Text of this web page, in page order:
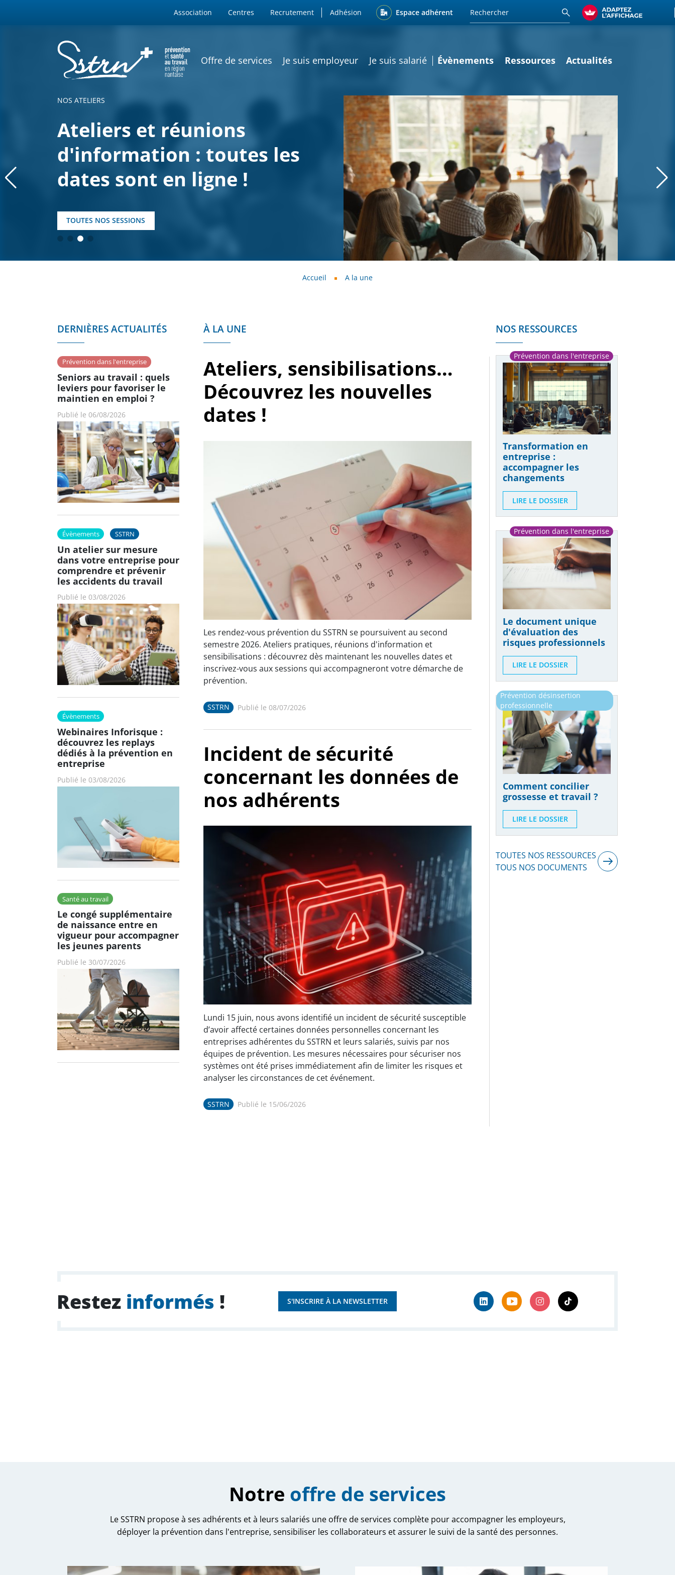
Association Centres Recrutement Adhésion Espace adhérent
Offre de services Je suis employeur Je suis salarié Évènements Ressources Actualités
NOS ATELIERS
Ateliers et réunions
d'information : toutes les
dates sont en ligne !
TOUTES NOS SESSIONS
Accueil A la une
DERNIÈRES ACTUALITÉS
Prévention dans l'entreprise
Seniors au travail : quels
leviers pour favoriser le
maintien en emploi ?
Publié le 06/08/2026
Évènements SSTRN
Un atelier sur mesure
dans votre entreprise pour
comprendre et prévenir
les accidents du travail
Publié le 03/08/2026
Évènements
Webinaires Inforisque :
découvrez les replays
dédiés à la prévention en
entreprise
Publié le 03/08/2026
Santé au travail
Le congé supplémentaire
de naissance entre en
vigueur pour accompagner
les jeunes parents
Publié le 30/07/2026
À LA UNE
Ateliers, sensibilisations…
Découvrez les nouvelles
dates !
Les rendez-vous prévention du SSTRN se poursuivent au second
semestre 2026. Ateliers pratiques, réunions d'information et
sensibilisations : découvrez dès maintenant les nouvelles dates et
inscrivez-vous aux sessions qui accompagneront votre démarche de
prévention.
SSTRN Publié le 08/07/2026
Incident de sécurité
concernant les données de
nos adhérents
Lundi 15 juin, nous avons identifié un incident de sécurité susceptible
d’avoir affecté certaines données personnelles concernant les
entreprises adhérentes du SSTRN et leurs salariés, suivis par nos
équipes de prévention. Les mesures nécessaires pour sécuriser nos
systèmes ont été prises immédiatement afin de limiter les risques et
analyser les circonstances de cet événement.
SSTRN Publié le 15/06/2026
NOS RESSOURCES
Prévention dans l'entreprise
Publié le 24/07/2025
Transformation en
entreprise :
accompagner les
changements
LIRE LE DOSSIER
Prévention dans l'entreprise
Publié le 29/04/2025
Le document unique
d'évaluation des
risques professionnels
LIRE LE DOSSIER
Prévention désinsertion
professionnelle
Publié le 07/05/2024
Comment concilier
grossesse et travail ?
LIRE LE DOSSIER
TOUTES NOS RESSOURCES
TOUS NOS DOCUMENTS
Restez informés ! S'INSCRIRE À LA NEWSLETTER
Notre offre de services
Le SSTRN propose à ses adhérents et à leurs salariés une offre de services complète pour accompagner les employeurs,
déployer la prévention dans l'entreprise, sensibiliser les collaborateurs et assurer le suivi de la santé des personnes.